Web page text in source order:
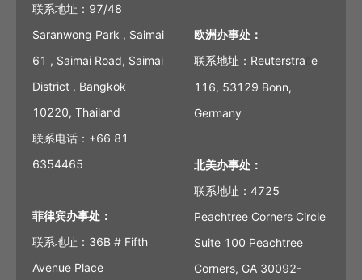
联系地址：97/48
Saranwong Park , Saimai
61 , Saimai Road, Saimai
District , Bangkok
10220, Thailand
联系电话：+66 81
6354465
菲律宾办事处：
联系地址：36B # Fifth
Avenue Place
欧洲办事处：
联系地址：Reuterstra e
116, 53129 Bonn,
Germany
北美办事处：
联系地址：4725
Peachtree Corners Circle
Suite 100 Peachtree
Corners, GA 30092-